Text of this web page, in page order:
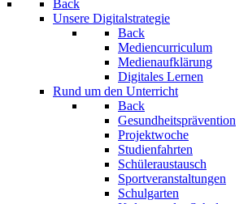
Back
Unsere Digitalstrategie
Back
Mediencurriculum
Medienaufklärung
Digitales Lernen
Rund um den Unterricht
Back
Gesundheitsprävention
Projektwoche
Studienfahrten
Schüleraustausch
Sportveranstaltungen
Schulgarten